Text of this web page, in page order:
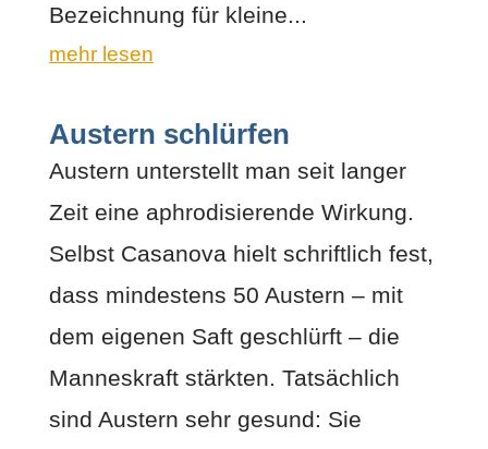
Bezeichnung für kleine...
mehr lesen
Austern schlürfen
Austern unterstellt man seit langer
Zeit eine aphrodisierende Wirkung.
Selbst Casanova hielt schriftlich fest,
dass mindestens 50 Austern – mit
dem eigenen Saft geschlürft – die
Manneskraft stärkten. Tatsächlich
sind Austern sehr gesund: Sie